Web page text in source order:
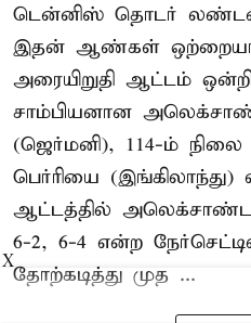
டென்னிஸ் தொடர்
இதன் ஆண்கள் ஒற்றையர்
அரையிறுதி ஆட்டம்
சாம்பியனான
(ஜெர்மனி), 114-ம்
பெர்ரியை
ஆட்டத்தில்
6-2, 6-4 என்ற
தோற்கடித்து முத ...
X